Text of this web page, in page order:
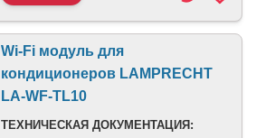
Wi-Fi модуль для
кондиционеров LAMPRECHT
LA-WF-TL10
ТЕХНИЧЕСКАЯ ДОКУМЕНТАЦИЯ: